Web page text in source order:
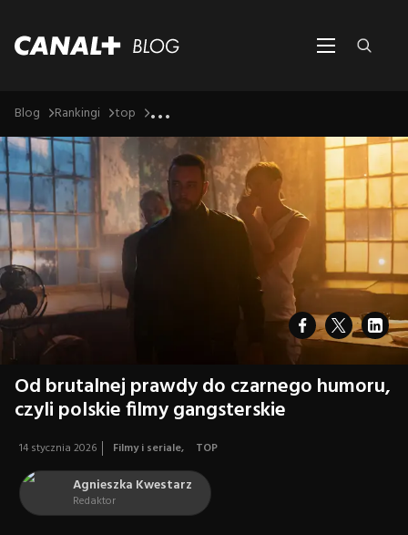
Blog Rankingi top ...
Od brutalnej prawdy do czarnego humoru,
czyli polskie filmy gangsterskie
14 stycznia 2026 Filmy i seriale, TOP
Agnieszka Kwestarz
Redaktor